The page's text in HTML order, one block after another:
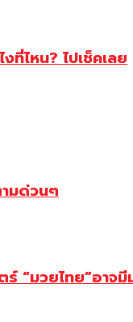
ที่ไหน? ไปเช็คเลย
มด่วนๆ
“มวยไทย”อาจ